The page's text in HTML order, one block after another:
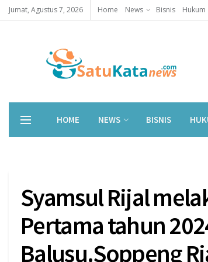
Jumat, Agustus 7, 2026 Home News Bisnis Hukum
HOME NEWS BISNIS
Syamsul Rijal
Pertama tahun
Balusu.Soppeng